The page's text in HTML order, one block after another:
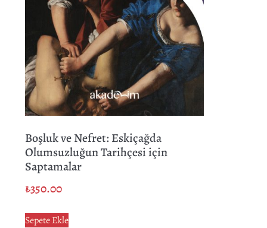
Boşluk ve Nefret: Eskiçağda
Olumsuzluğun Tarihçesi için
Saptamalar
₺350.00
Sepete Ekle